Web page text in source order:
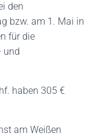
den
bzw. am 1. Mai in
für die
und
haben 305 €
am Weißen